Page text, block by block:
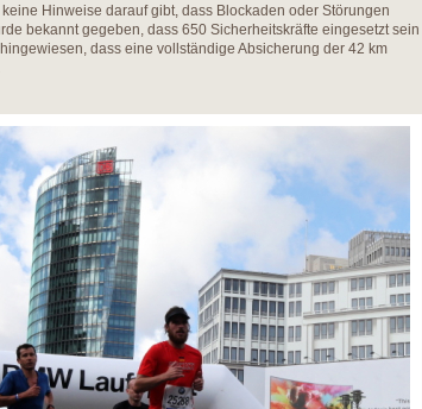
Hinweise darauf gibt, dass Blockaden oder Störungen
bekannt gegeben, dass 650 Sicherheitskräfte eingesetzt sein
dass eine vollständige Absicherung der 42 km